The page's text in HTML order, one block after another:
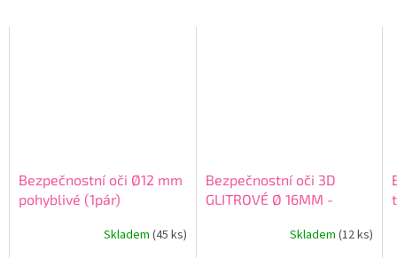
Bezpečnostní oči Ø12 mm
pohyblivé (1pár)
Skladem (45 ks)
Bezpečnostní oči 3D
GLITROVÉ Ø 16MM -
Skladem(12 ks)